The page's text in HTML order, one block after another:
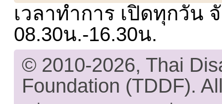
เวลาทำการ เปิดทุกวัน
08.30น.-16.30น.
© 2010-2026, Thai
Foundation (TDDF).